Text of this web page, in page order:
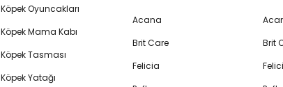
Köpek Oyuncakları
Köpek Mama Kabı
Köpek Tasması
Köpek Yatağı
Acana
Brit Care
Felicia
Brit